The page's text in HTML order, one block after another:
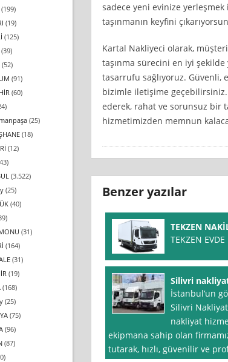
sadece yeni evinize
taşınmanın keyfini
Kartal Nakliyeci olarak,
taşınma sürecini en iyi
tasarrufu sağlıyoruz. Güvenli,
bizimle iletişime
ederek, rahat ve sorunsuz bir
hizmetimizden memnun
Benzer yazılar
TEKZEN
TEKZEN
Silivri
İstanbul‘un
Silivri
nakliyat
ekipmana sahip olan
tutarak, hızlı, güvenilir ve
(199)
(19)
(125)
(39)
(52)
(91)
(60)
(25)
(18)
(12)
(3.522)
(25)
(40)
(31)
(164)
(31)
(19)
(168)
(25)
(75)
(96)
(87)